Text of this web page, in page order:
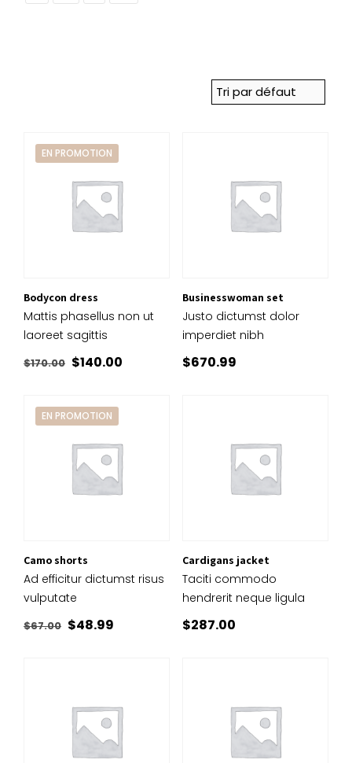
EN PROMOTION
Bodycon dress
Mattis phasellus non ut
laoreet sagittis
$170.00 Le
initial
était :
$170.00.
$140.00
$140.00.
Businesswoman set
Justo dictumst dolor
imperdiet nibh
$670.99
EN PROMOTION
Camo shorts
Ad efficitur dictumst risus
vulputate
$67.00 Le
$67.00.
$48.99
$48.99.
Cardigans jacket
Taciti commodo
hendrerit neque ligula
$287.00